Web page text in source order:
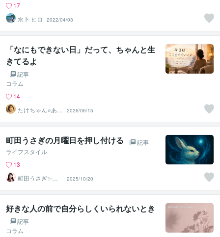
17
水卜 ヒロ
2022/04/03
「なにもできない日」だって、ちゃんと生
きてるよ
記事
コラム
14
たけちゃん⭐あな
たの魅力を見つ
ける対話人
2026/06/15
町田うさぎの月曜日を押し付ける
記事
ライフスタイル
13
町田うさぎ✨閃
光の幸せ届け人
♡怪談師⛩️
2025/10/20
好きな人の前で自分らしくいられないとき
記事
コラム